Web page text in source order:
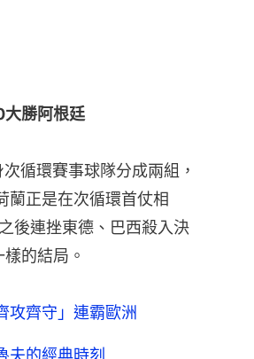
勝阿根廷
循環賽事球隊分成兩組，
蘭正是在次循環首仗相
後連挫東德、巴西殺入決
的結局。
攻齊守」連霸歐洲
夫的經典時刻